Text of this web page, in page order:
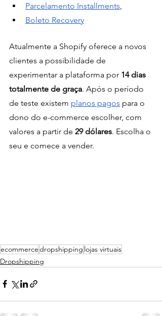
Parcelamento Installments
Boleto Recovery
Atualmente a Shopify oferece a novos
clientes a possibilidade de
experimentar a plataforma por 14 dias
totalmente de graça. Após o período
de teste existem planos pagos para o
dono do e-commerce escolher, com
valores a partir de 29 dólares. Escolha o
seu e comece a vender.
ecommercedropshipping lojas virtuais
Dropshipping